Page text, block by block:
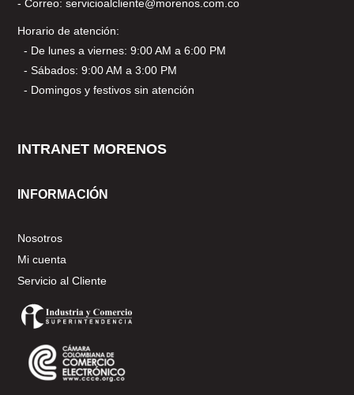
- Correo: servicioalcliente@morenos.com.co
Horario de atención:
- De lunes a viernes: 9:00 AM a 6:00 PM
- Sábados: 9:00 AM a 3:00 PM
- Domingos y festivos sin atención
INTRANET MORENOS
INFORMACIÓN
Nosotros
Mi cuenta
Servicio al Cliente